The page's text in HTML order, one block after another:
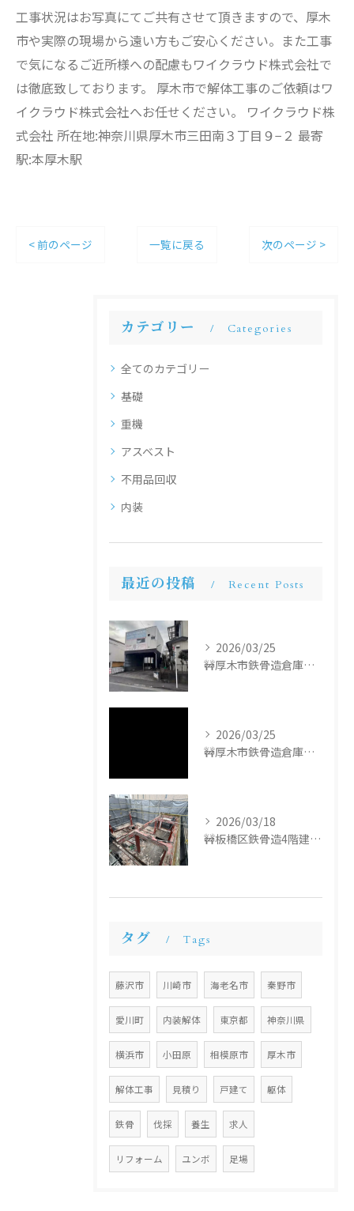
工事状況はお写真にてご共有させて頂きますので、厚木
市や実際の現場から遠い方もご安心ください。また工事
で気になるご近所様への配慮もワイクラウド株式会社で
は徹底致しております。 厚木市で解体工事のご依頼はワ
イクラウド株式会社へお任せください。 ワイクラウド株
式会社 所在地:神奈川県厚木市三田南３丁目９−２ 最寄
駅:本厚木駅
< 前のページ 一覧に戻る 次のページ >
カテゴリー Categories
全てのカテゴリー
基礎
重機
アスベスト
不用品回収
内装
最近の投稿 Recent Posts
2026/03/25
🚧厚木市鉄骨造倉庫解体工事🚧
2026/03/25
🚧厚木市鉄骨造倉庫解体工事🚧
2026/03/18
🚧板橋区鉄骨造4階建て解体工事🚧
タグ Tags
藤沢市 川崎市 海老名市 秦野市
愛川町 内装解体 東京都 神奈川県
横浜市 小田原 相模原市 厚木市
解体工事 見積り 戸建て 躯体
鉄骨 伐採 養生 求人
リフォーム ユンボ 足場